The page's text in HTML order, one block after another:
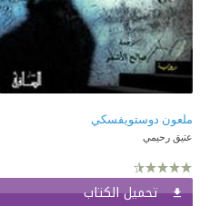
ملعون دوستويفسكي
عتيق رحيمي
تحميل الكتاب